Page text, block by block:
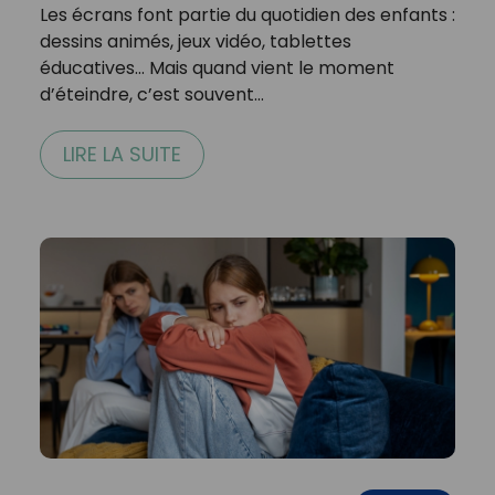
Les écrans font partie du quotidien des enfants :
dessins animés, jeux vidéo, tablettes
éducatives… Mais quand vient le moment
d’éteindre, c’est souvent…
LIRE LA SUITE